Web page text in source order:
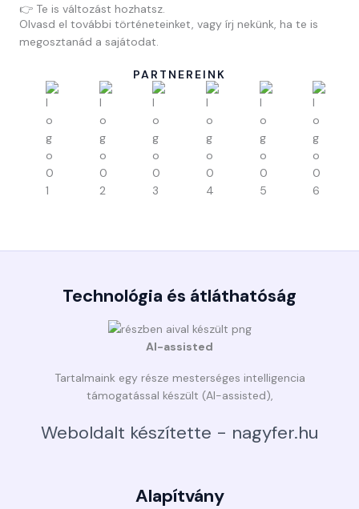
👉 Te is változást hozhatsz.
Olvasd el további történeteinket, vagy írj nekünk, ha te is
megosztanád a sajátodat.
PARTNEREINK
Technológia és átláthatóság
AI-assisted
Tartalmaink egy része mesterséges intelligencia
támogatással készült (AI-assisted),
Weboldalt készítette - nagyfer.hu
Alapítvány